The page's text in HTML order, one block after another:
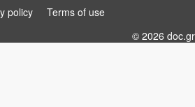
policy
Terms of use
© 2026 doc.gr